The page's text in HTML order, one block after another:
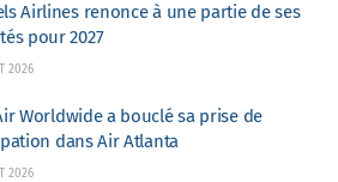
Airlines renonce à une partie de ses
pour 2027
2026
Worldwide a bouclé sa prise de
dans Air Atlanta
2026